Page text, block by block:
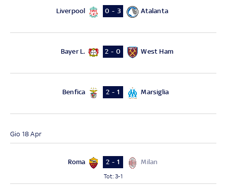
Liverpool 0 - 3 Atalanta
Bayer L. 2 - 0 West Ham
Benfica 2 - 1 Marsiglia
Gio 18 Apr
Roma 2 - 1 Milan
Tot:3-1